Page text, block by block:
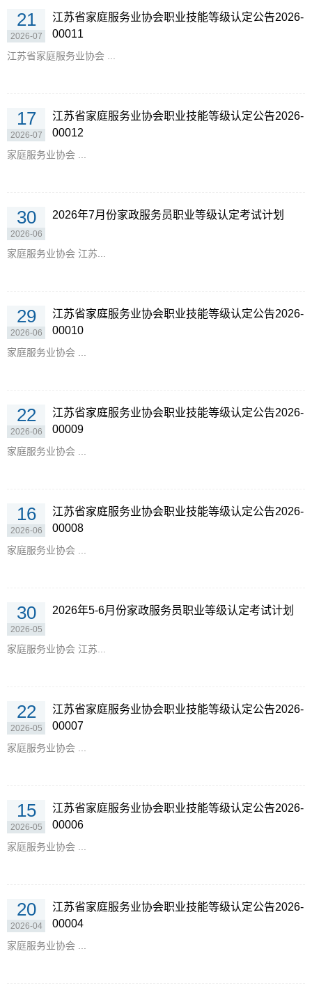
21
2026-07
江苏省家庭服务业协会职业技能等级认定公告2026-
00011
江苏省家庭服务业协会 ...
17
2026-07
江苏省家庭服务业协会职业技能等级认定公告2026-
00012
家庭服务业协会 ...
30
2026-06
2026年7月份家政服务员职业等级认定考试计划
家庭服务业协会 江苏...
29
2026-06
江苏省家庭服务业协会职业技能等级认定公告2026-
00010
家庭服务业协会 ...
22
2026-06
江苏省家庭服务业协会职业技能等级认定公告2026-
00009
家庭服务业协会 ...
16
2026-06
江苏省家庭服务业协会职业技能等级认定公告2026-
00008
家庭服务业协会 ...
30
2026-05
2026年5-6月份家政服务员职业等级认定考试计划
家庭服务业协会 江苏...
22
2026-05
江苏省家庭服务业协会职业技能等级认定公告2026-
00007
家庭服务业协会 ...
15
2026-05
江苏省家庭服务业协会职业技能等级认定公告2026-
00006
家庭服务业协会 ...
20
2026-04
江苏省家庭服务业协会职业技能等级认定公告2026-
00004
家庭服务业协会 ...